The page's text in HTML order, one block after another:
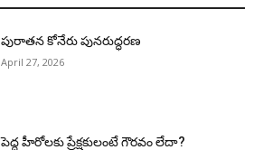
పురాత‌న కోనేరు పున‌రుద్ధ‌ర‌ణ
April 27, 2026
పెద్ద హీరోల‌కు ప్రేక్ష‌కులంటే గౌర‌వం లేదా?